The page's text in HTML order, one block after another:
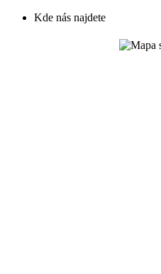
Kde nás najdete